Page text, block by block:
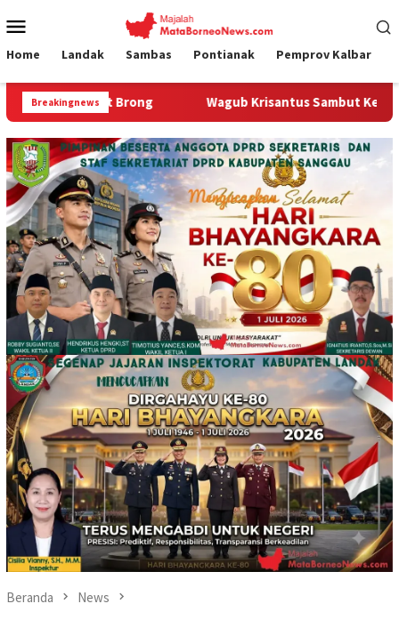
ke
Mobile
Home Landak Sambas Pontianak Pemprov Kalbar
Breakingnews
Wagub Krisantus Sambut Kembali Berjalannya Ekspor
Beranda News